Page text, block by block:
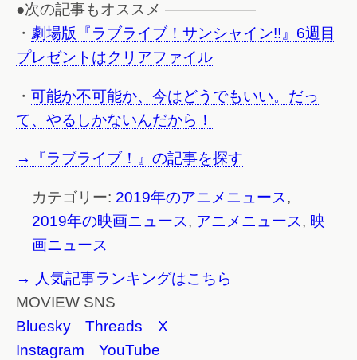
●次の記事もオススメ ——————
・ 劇場版『ラブライブ！サンシャイン!!』6週目
プレゼントはクリアファイル
・ 可能か不可能か、今はどうでもいい。だっ
て、やるしかないんだから！
→『ラブライブ！』の記事を探す
カテゴリー: 2019年のアニメニュース,
2019年の映画ニュース, アニメニュース, 映
画ニュース
→ 人気記事ランキングはこちら
MOVIEW SNS
Bluesky
Threads
X
Instagram
YouTube